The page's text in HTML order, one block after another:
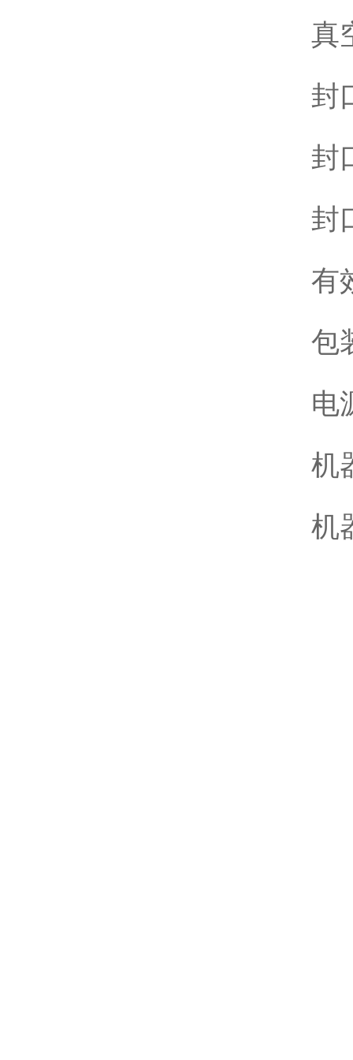
真
封
封
封
有
包
电
机
机